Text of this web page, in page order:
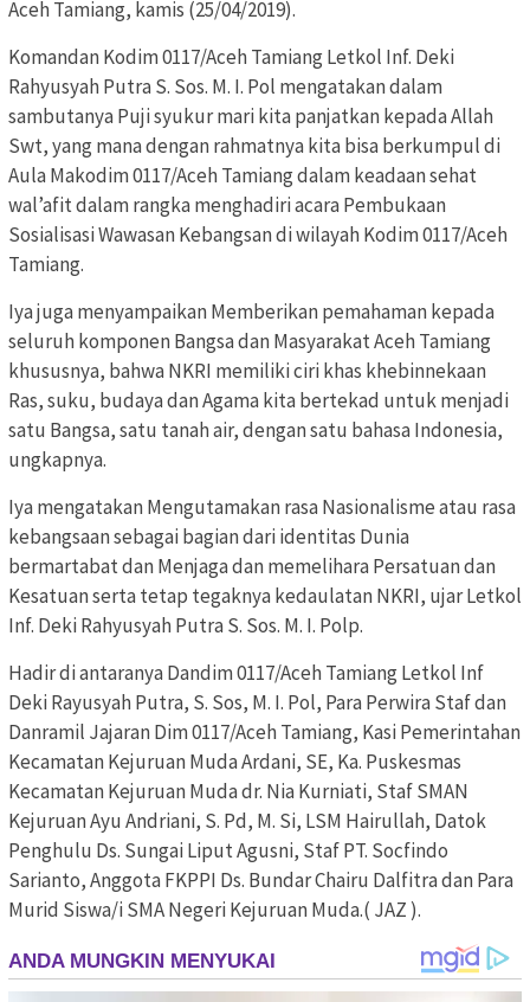
Aceh Tamiang, kamis (25/04/2019).
Komandan Kodim 0117/Aceh Tamiang Letkol Inf. Deki
Rahyusyah Putra S. Sos. M. I. Pol mengatakan dalam
sambutanya Puji syukur mari kita panjatkan kepada Allah
Swt, yang mana dengan rahmatnya kita bisa berkumpul di
Aula Makodim 0117/Aceh Tamiang dalam keadaan sehat
wal’afit dalam rangka menghadiri acara Pembukaan
Sosialisasi Wawasan Kebangsan di wilayah Kodim 0117/Aceh
Tamiang.
Iya juga menyampaikan Memberikan pemahaman kepada
seluruh komponen Bangsa dan Masyarakat Aceh Tamiang
khususnya, bahwa NKRI memiliki ciri khas khebinnekaan
Ras, suku, budaya dan Agama kita bertekad untuk menjadi
satu Bangsa, satu tanah air, dengan satu bahasa Indonesia,
ungkapnya.
Iya mengatakan Mengutamakan rasa Nasionalisme atau rasa
kebangsaan sebagai bagian dari identitas Dunia
bermartabat dan Menjaga dan memelihara Persatuan dan
Kesatuan serta tetap tegaknya kedaulatan NKRI, ujar Letkol
Inf. Deki Rahyusyah Putra S. Sos. M. I. Polp.
Hadir di antaranya Dandim 0117/Aceh Tamiang Letkol Inf
Deki Rayusyah Putra, S. Sos, M. I. Pol, Para Perwira Staf dan
Danramil Jajaran Dim 0117/Aceh Tamiang, Kasi Pemerintahan
Kecamatan Kejuruan Muda Ardani, SE, Ka. Puskesmas
Kecamatan Kejuruan Muda dr. Nia Kurniati, Staf SMAN
Kejuruan Ayu Andriani, S. Pd, M. Si, LSM Hairullah, Datok
Penghulu Ds. Sungai Liput Agusni, Staf PT. Socfindo
Sarianto, Anggota FKPPI Ds. Bundar Chairu Dalfitra dan Para
Murid Siswa/i SMA Negeri Kejuruan Muda.( JAZ ).